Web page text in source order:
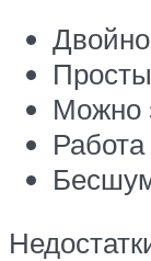
Можно